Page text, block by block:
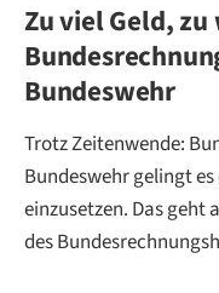
Zu viel Geld,
Bundeswehr
Trotz Zeitenwende:
Bundeswehr gelingt
einzusetzen. Das geht
des